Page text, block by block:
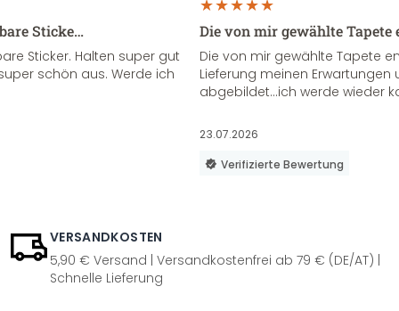
Sticke…
Sticker. Halten super gut
schön aus. Werde ich
Die von mir gewählte
Die von mir gewählte Tapete
Lieferung meinen Erwartungen
abgebildet...ich werde wieder
23.07.2026
Verifizierte Bewertung
VERSANDKOSTEN
5,90 € Versand | Versandkostenfrei ab 79 € (DE/AT) |
Schnelle Lieferung